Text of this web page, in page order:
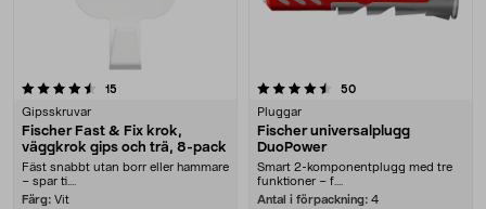
15
Gipsskruvar
Fischer Fast & Fix krok,
väggkrok gips och trä, 8-pack
Fäst snabbt utan borr eller hammare
– spar ti....
Färg: Vit
4.5 av 5 stjärnor 50recensioner
Pluggar
Fischer universalplugg
DuoPower
Smart 2-komponentplugg med tre
funktioner – f....
Antal i förpackning: 4